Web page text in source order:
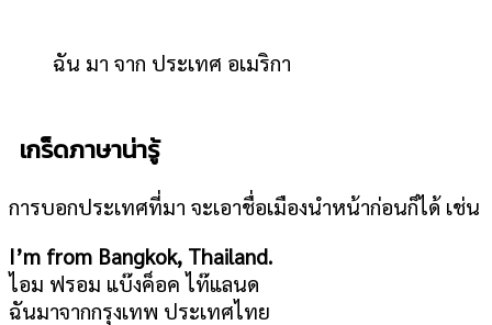
ฉัน มา จาก ประเทศ อเมริกา
เกร็ดภาษาน่ารู้
การบอกประเทศที่มา จะเอาชื่อเมืองนำหน้าก่อนก็ได้ เช่น
I’m from Bangkok, Thailand.
ไอม ฟรอม แบ๊งค็อค ไท๊แลนด
ฉันมาจากกรุงเทพ ประเทศไทย